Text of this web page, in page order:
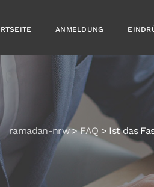
ANMELDUNG
ramadan-nrw>FAQ > Ist das